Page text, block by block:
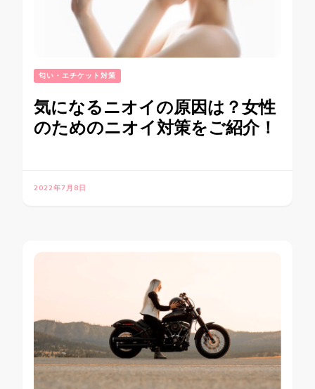
匂い・エチケット対策
気になるニオイの原因は？女性
のためのニオイ対策をご紹介！
2022年7月8日